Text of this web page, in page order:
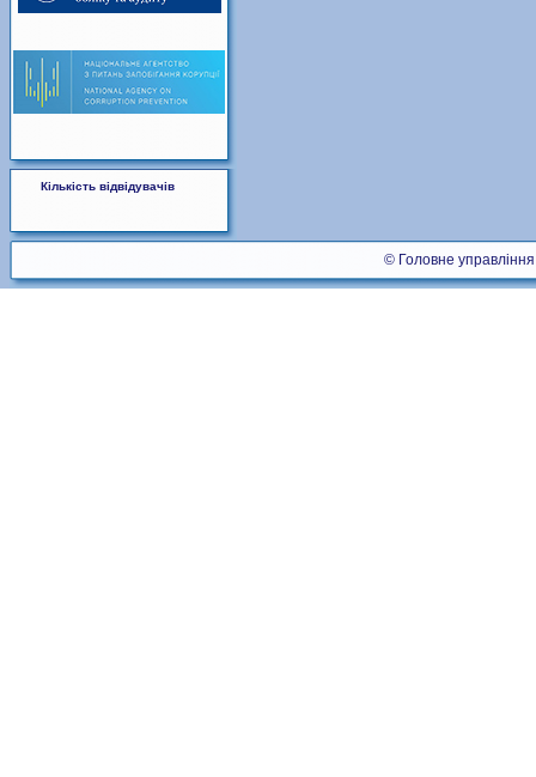
Кількість відвідувачів
© Головне